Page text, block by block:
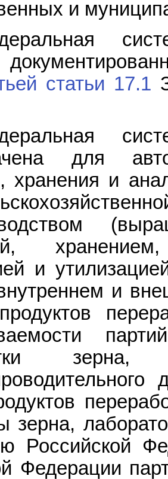
и
статьи 17.1
для
хранения и
и
и
зерна,
Российской
Федерации